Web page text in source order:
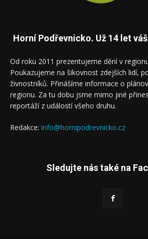
Horní Podřevnicko. Už 14 let
Od roku 2011 prezentujeme dění v
Poukazujeme na šikovnost zdejších lidí,
živnostníků. Přinášíme informace o
regionu. Za tu dobu jsme mimo jiné
reportáží z událostí všeho druhu.
Redakce: info@hornipodrevnicko.cz
Sledujte nás také na